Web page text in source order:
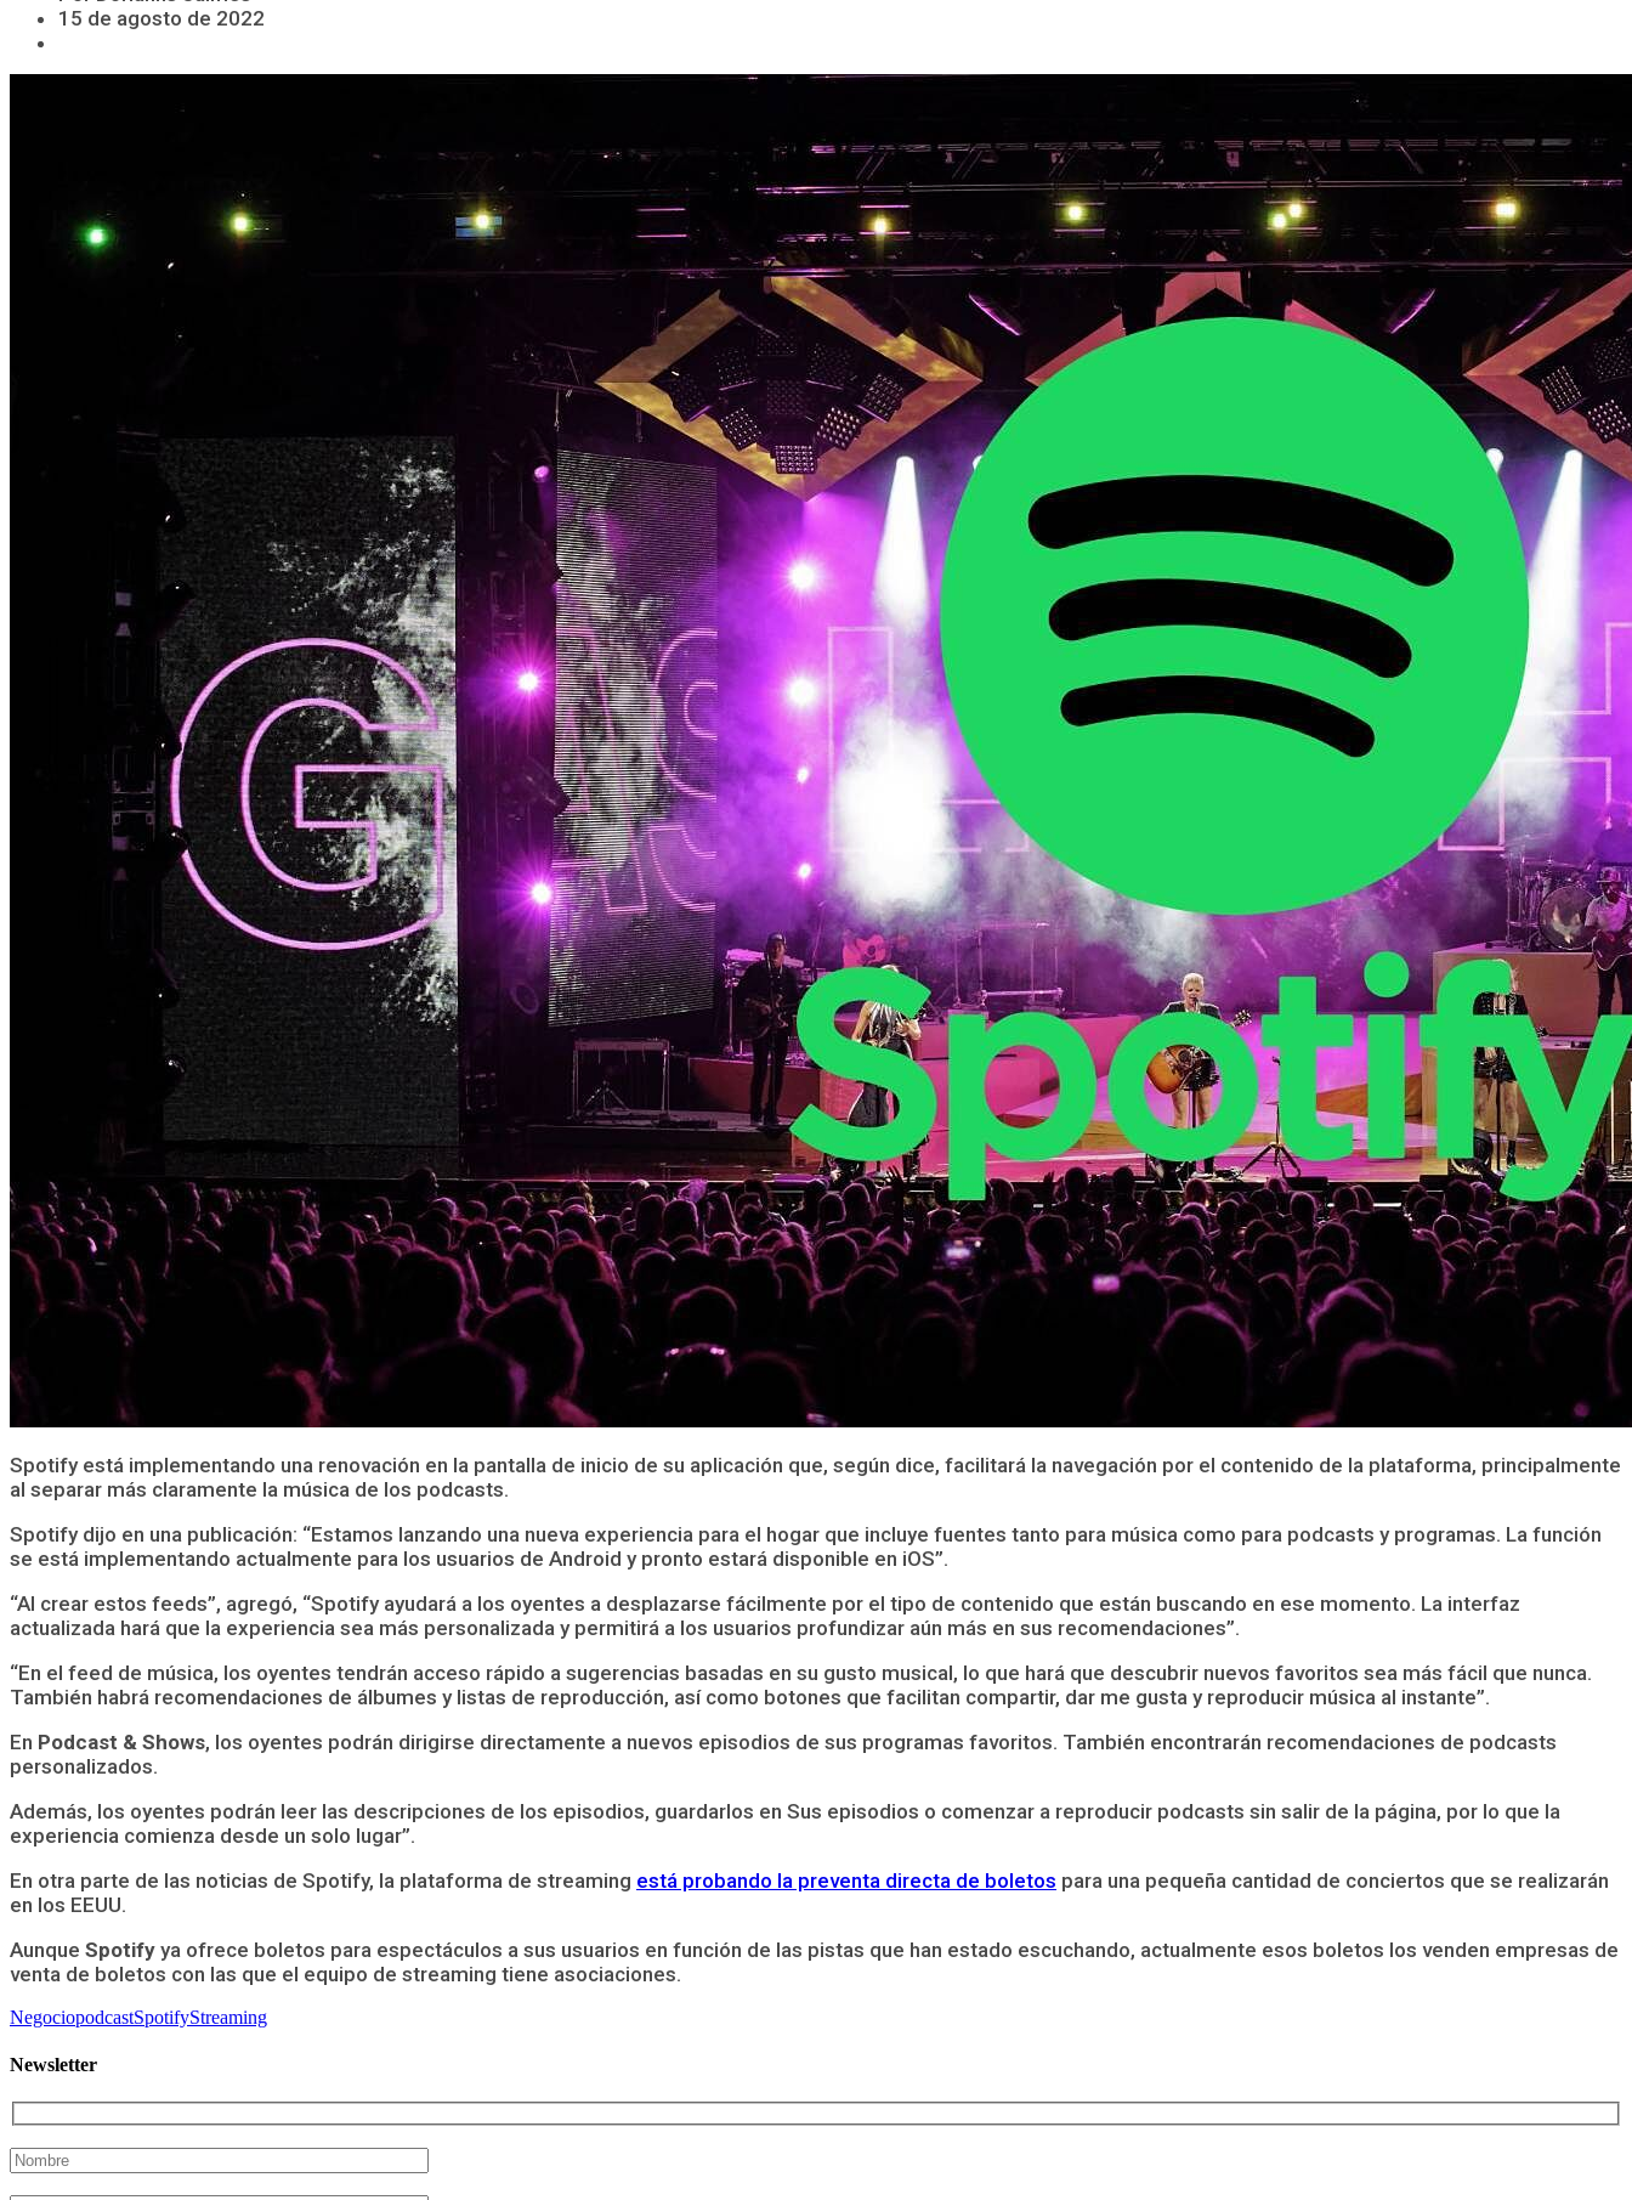
15 de agosto de 2022
Spotify está implementando una renovación en la pantalla de inicio de su aplicación que, según dice, facilitará la navegación por el contenido de la plataforma, principalmente
al separar más claramente la música de los podcasts.
Spotify dijo en una publicación: “Estamos lanzando una nueva experiencia para el hogar que incluye fuentes tanto para música como para podcasts y programas. La función
se está implementando actualmente para los usuarios de Android y pronto estará disponible en iOS”.
“Al crear estos feeds”, agregó, “Spotify ayudará a los oyentes a desplazarse fácilmente por el tipo de contenido que están buscando en ese momento. La interfaz
actualizada hará que la experiencia sea más personalizada y permitirá a los usuarios profundizar aún más en sus recomendaciones”.
“En el feed de música, los oyentes tendrán acceso rápido a sugerencias basadas en su gusto musical, lo que hará que descubrir nuevos favoritos sea más fácil que nunca.
También habrá recomendaciones de álbumes y listas de reproducción, así como botones que facilitan compartir, dar me gusta y reproducir música al instante”.
En Podcast & Shows, los oyentes podrán dirigirse directamente a nuevos episodios de sus programas favoritos. También encontrarán recomendaciones de podcasts
personalizados.
Además, los oyentes podrán leer las descripciones de los episodios, guardarlos en Sus episodios o comenzar a reproducir podcasts sin salir de la página, por lo que la
experiencia comienza desde un solo lugar”.
En otra parte de las noticias de Spotify, la plataforma de streaming está probando la preventa directa de boletos para una pequeña cantidad de conciertos que se realizarán
en los EEUU.
Aunque Spotify ya ofrece boletos para espectáculos a sus usuarios en función de las pistas que han estado escuchando, actualmente esos boletos los venden empresas de
venta de boletos con las que el equipo de streaming tiene asociaciones.
NegociopodcastSpotifyStreaming
Newsletter